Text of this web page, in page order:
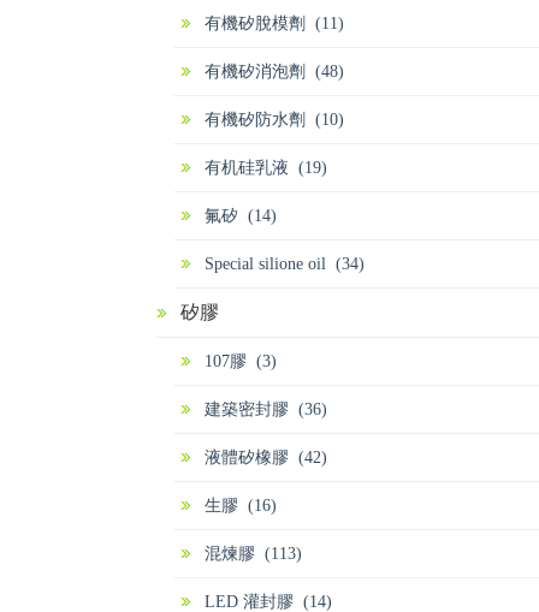
有機矽脫模劑 (11)
有機矽消泡劑 (48)
有機矽防水劑 (10)
有机硅乳液 (19)
氟矽 (14)
Special silione oil (34)
矽膠
107膠 (3)
建築密封膠 (36)
液體矽橡膠 (42)
生膠 (16)
混煉膠 (113)
LED 灌封膠 (14)